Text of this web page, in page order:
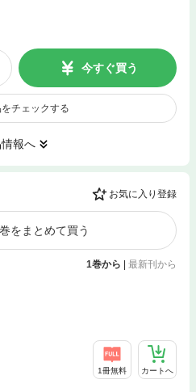
今すぐ買う
チェックする
報へ
お気に入り登録
をまとめて買う
1巻から | 最新刊から
1冊無料 カートへ